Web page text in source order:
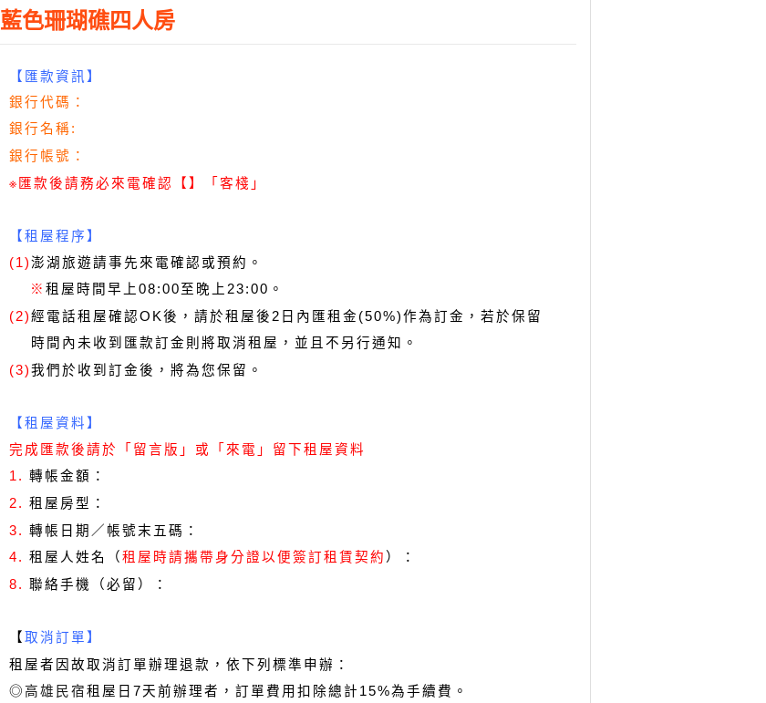
藍色珊瑚礁四人房
【匯款資訊】
銀行代碼：
銀行名稱:
銀行帳號：
※ 匯款後請務必來電確認【】「客棧」
【租屋程序】
(1)澎湖旅遊請事先來電確認或預約。
※ 租屋時間早上08:00至晚上23:00。
(2)經電話租屋確認OK後，請於租屋後2日內匯租金(50%)作為訂金，若於保留
時間內未收到匯款訂金則將取消租屋，並且不另行通知。
(3)我們於收到訂金後，將為您保留。
【租屋資料】
完成匯款後請於「留言版」或「來電」留下租屋資料
1. 轉帳金額：
2. 租屋房型：
3. 轉帳日期／帳號末五碼：
4. 租屋人姓名（ 租屋時請攜帶身分證以便簽訂租賃契約 ）：
8. 聯絡手機（必留）：
【 取消訂單】
租屋者因故取消訂單辦理退款，依下列標準申辦：
◎高雄民宿租屋日7天前辦理者，訂單費用扣除總計15%為手續費。